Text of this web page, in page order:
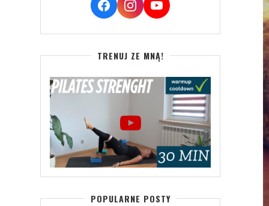
TRENUJ ZE MNĄ!
POPULARNE POSTY